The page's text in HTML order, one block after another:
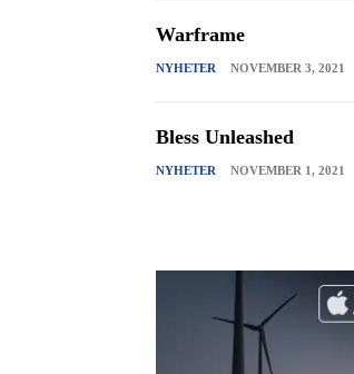
Warframe
NYHETER NOVEMBER 3, 2021
Bless Unleashed
NYHETER NOVEMBER 1, 2021